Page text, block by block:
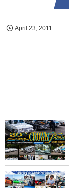
April 23 2011